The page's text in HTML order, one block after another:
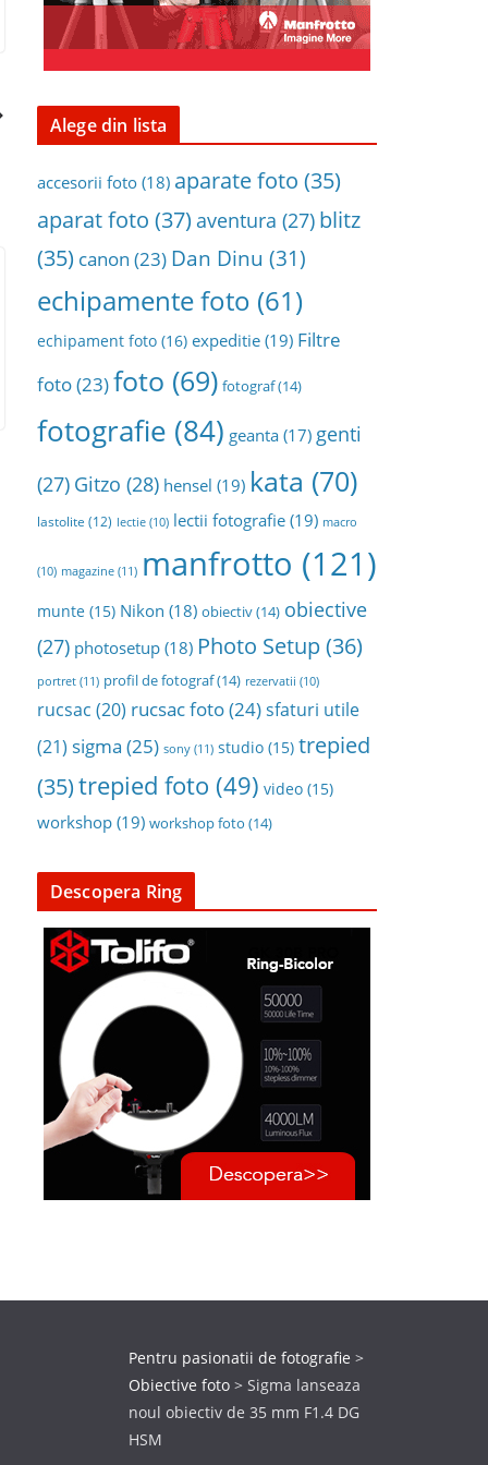
Alege din lista
accesorii foto (18) aparate foto (35)
aparat foto (37) aventura (27) blitz
(35) canon (23) Dan Dinu (31)
echipamente foto (61)
echipament foto (16) expeditie (19) Filtre
foto(23)foto (69) fotograf(14)
fotografie (84) geanta (17) genti
(27) Gitzo (28) hensel (19) kata (70)
lastolite (12) lectie (10) lectii fotografie (19) macro
(10) magazine (11) manfrotto (121)
munte (15) Nikon (18) obiectiv(14) obiective
(27) photosetup (18) Photo Setup(36)
portret (11) profil de fotograf(14) rezervatii (10)
rucsac (20) rucsac foto(24)sfaturi utile
(21) sigma (25) sony (11) studio (15) trepied
(35)trepied foto (49) video (15)
workshop (19) workshop foto (14)
Descopera Ring
Pentru pasionatii de fotografie >
Obiective foto > Sigma lanseaza
noul obiectiv de 35 mm F1.4 DG
HSM